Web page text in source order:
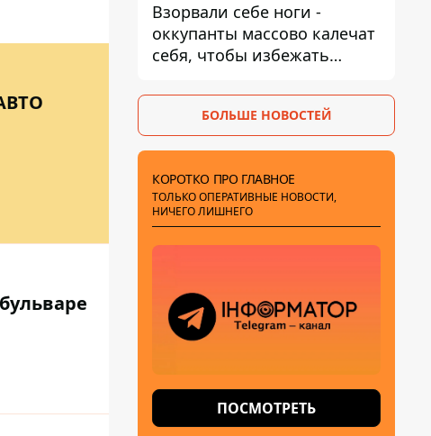
Взорвали себе ноги -
оккупанты массово калечат
себя, чтобы избежать
БОЛЬШЕ НОВОСТЕЙ
КОРОТКО ПРО ГЛАВНОЕ
ТОЛЬКО ОПЕРАТИВНЫЕ НОВОСТИ,
НИЧЕГО ЛИШНЕГО
ПОСМОТРЕТЬ